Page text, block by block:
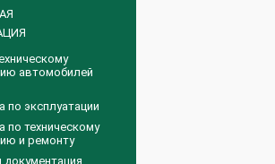
автомобилей
по эксплуатации
по техническому
и ремонту
документация